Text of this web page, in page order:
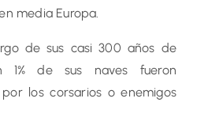
media Europa.
de sus casi 300 años de
1% de sus naves fueron
los corsarios o enemigos